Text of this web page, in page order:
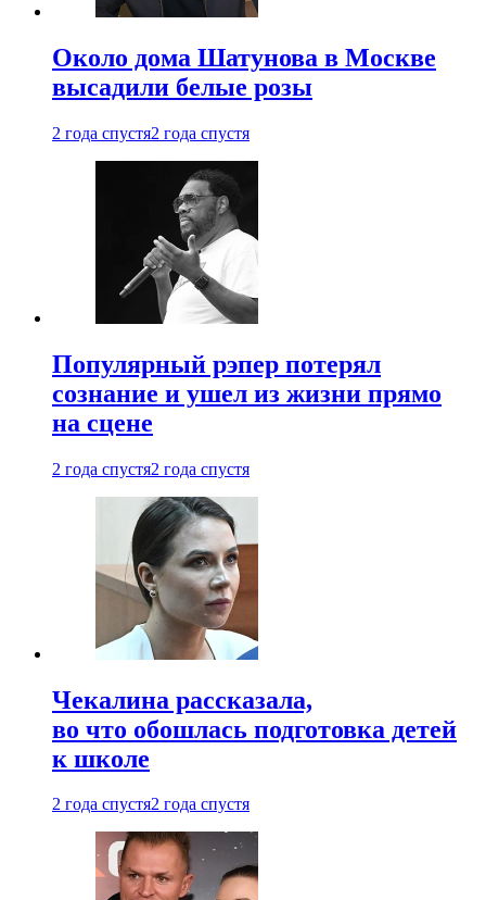
Около дома Шатунова в Москве
высадили белые розы
2 года спустя2 года спустя
Популярный рэпер потерял
сознание и ушел из жизни прямо
на сцене
2 года спустя2 года спустя
Чекалина рассказала,
во что обошлась подготовка детей
к школе
2 года спустя2 года спустя